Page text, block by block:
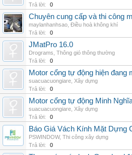
Trả lời:
0
Chuyên cung cấp và thi công
maylanhanhsao Điều hoà không khí
Trả lời:
0
JMatPro 16.0
Drograms Thông gió thông thường
Trả lời:
0
Motor cổng tự động hiện đang
suacuacuongiare Xây dựng
Trả lời:
0
Motor cổng tự động Minh
suacuacuongiare Xây dựng
Trả lời:
0
Báo Giá Vách Kính Mặt Dựng
PSWINDOW, Thi công xây dựng
Trả lời:
0